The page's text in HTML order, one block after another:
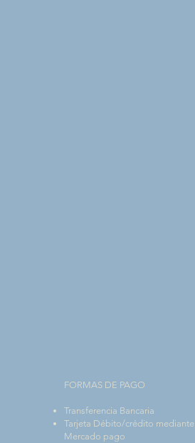
FORMAS DE PAGO
Transferencia Bancaria
Tarjeta Débito/crédito mediante
Mercado pago